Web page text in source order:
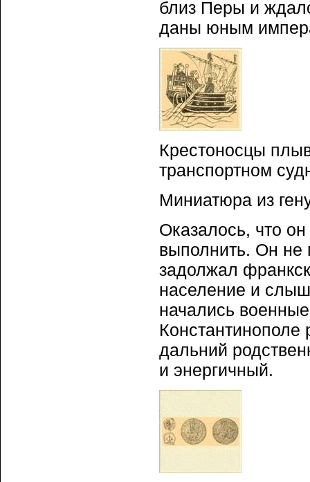
близ Перы и
даны юным
Крестоносцы
транспортном
Миниатюра из
Оказалось, что
выполнить. Он не
задолжал
население и
начались
Константинополе
дальний
и энергичный.